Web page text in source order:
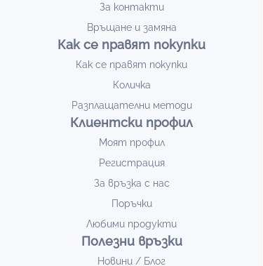
За контакти
Връщане и замяна
Как се правят покупки
Как се правят покупки
Количка
Разплащателни методи
Клиентски профил
Моят профил
Регистрация
За връзка с нас
Поръчки
Любими продукти
Полезни връзки
Новини / Блог